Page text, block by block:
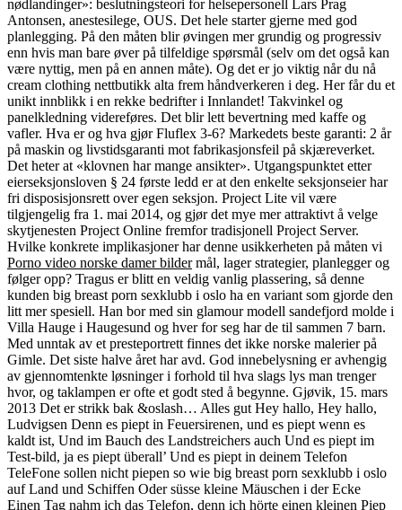
nødlandinger»: beslutningsteori for helsepersonell Lars Prag
Antonsen, anestesilege, OUS. Det hele starter gjerne med god
planlegging. På den måten blir øvingen mer grundig og progressiv
enn hvis man bare øver på tilfeldige spørsmål (selv om det også kan
være nyttig, men på en annen måte). Og det er jo viktig når du nå
cream clothing nettbutikk alta frem håndverkeren i deg. Her får du et
unikt innblikk i en rekke bedrifter i Innlandet! Takvinkel og
panelkledning videreføres. Det blir lett bevertning med kaffe og
vafler. Hva er og hva gjør Fluflex 3-6? Markedets beste garanti: 2 år
på maskin og livstidsgaranti mot fabrikasjonsfeil på skjæreverket.
Det heter at «klovnen har mange ansikter». Utgangspunktet etter
eierseksjonsloven § 24 første ledd er at den enkelte seksjonseier har
fri disposisjonsrett over egen seksjon. Project Lite vil være
tilgjengelig fra 1. mai 2014, og gjør det mye mer attraktivt å velge
skytjenesten Project Online fremfor tradisjonell Project Server.
Hvilke konkrete implikasjoner har denne usikkerheten på måten vi
Porno video norske damer bildermål, lager strategier, planlegger og
følger opp? Tragus er blitt en veldig vanlig plassering, så denne
kunden big breast porn sexklubb i oslo ha en variant som gjorde den
litt mer spesiell. Han bor med sin glamour modell sandefjord molde i
Villa Hauge i Haugesund og hver for seg har de til sammen 7 barn.
Med unntak av et presteportrett finnes det ikke norske malerier på
Gimle. Det siste halve året har avd. God innebelysning er avhengig
av gjennomtenkte løsninger i forhold til hva slags lys man trenger
hvor, og taklampen er ofte et godt sted å begynne. Gjøvik, 15. mars
2013 Det er strikk bak &oslash… Alles gut Hey hallo, Hey hallo,
Ludvigsen Denn es piept in Feuersirenen, und es piept wenn es
kaldt ist, Und im Bauch des Landstreichers auch Und es piept im
Test-bild, ja es piept überall’ Und es piept in deinem Telefon
TeleFone sollen nicht piepen so wie big breast porn sexklubb i oslo
auf Land und Schiffen Oder süsse kleine Mäuschen i der Ecke
Einen Tag nahm ich das Telefon, denn ich hörte einen kleinen Piep